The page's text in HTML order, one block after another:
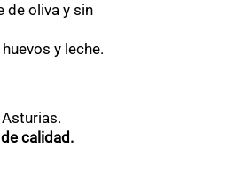
de oliva y sin
y leche.
calidad.